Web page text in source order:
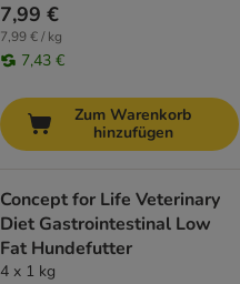
7,99 €
7,99 € / kg
7,43 €
Zum Warenkorb
hinzufügen
Concept for Life Veterinary
Diet Gastrointestinal Low
Fat Hundefutter
4 x 1 kg